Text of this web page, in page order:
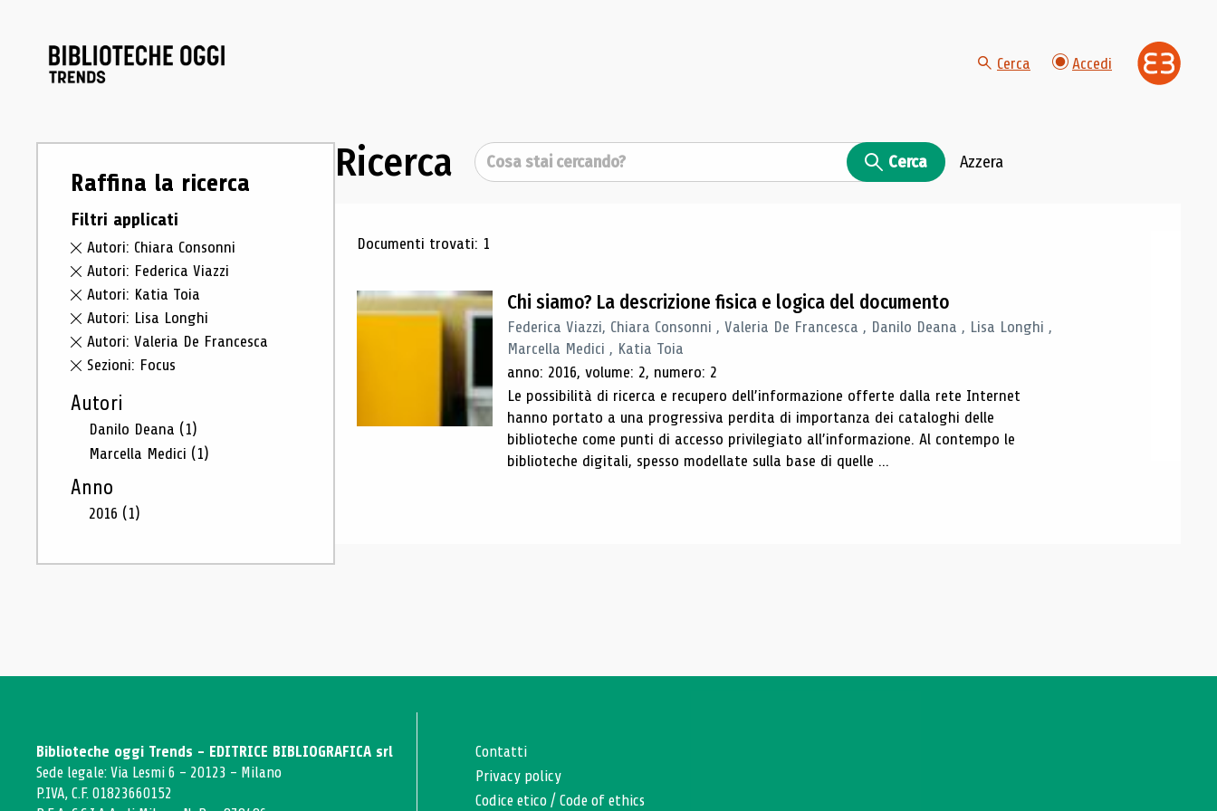
Cerca Accedi
Raffina la ricerca
Filtri applicati
Autori: Chiara Consonni
Autori: Federica Viazzi
Autori: Katia Toia
Autori: Lisa Longhi
Autori: Valeria De Francesca
Sezioni: Focus
Autori
Danilo Deana (1)
Marcella Medici (1)
Anno
2016 (1)
Ricerca Cerca Cerca Azzera
Risultati di ricerca
Documenti trovati: 1
Chi siamo? La descrizione fisica e logica del documento
Federica Viazzi, Chiara Consonni , Valeria De Francesca , Danilo Deana , Lisa Longhi ,
Marcella Medici , Katia Toia
anno: 2016, volume: 2, numero: 2
Le possibilità di ricerca e recupero dell’informazione offerte dalla rete Internet
hanno portato a una progressiva perdita di importanza dei cataloghi delle
biblioteche come punti di accesso privilegiato all’informazione. Al contempo le
biblioteche digitali, spesso modellate sulla base di quelle ...
Biblioteche oggi Trends - EDITRICE BIBLIOGRAFICA srl
Sede legale: Via Lesmi 6 - 20123 - Milano
P.IVA, C.F. 01823660152
Contatti
Privacy policy
Codice etico /Code of ethics